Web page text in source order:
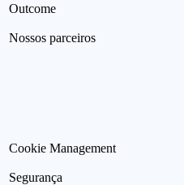
Outcome
Nossos parceiros
Cookie Management
Segurança